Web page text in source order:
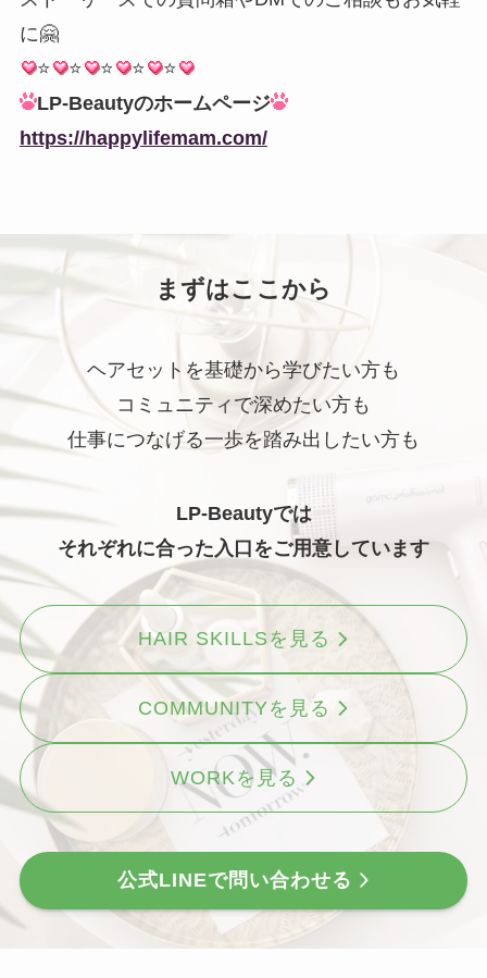
に🤗
⭐️
⭐️ ⭐️ ⭐️
⭐️
LP-Beautyのホームページ
https://happylifemam.com/
まずはここから
ヘアセットを基礎から学びたい方も
コミュニティで深めたい方も
仕事につなげる一歩を踏み出したい方も
LP-Beautyでは
それぞれに合った入口をご用意しています
HAIR SKILLSを見る
COMMUNITYを見る
WORKを見る
公式LINEで問い合わせる